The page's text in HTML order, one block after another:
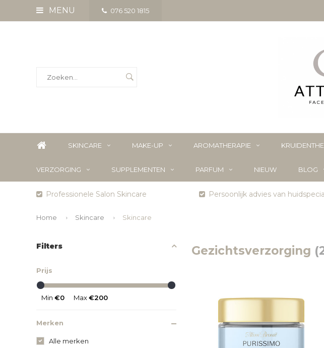
MENU 076 520 1815
SKINCARE MAKE-UP AROMATHERAPIE
VERZORGING SUPPLEMENTEN PARFUM NIEUW BLOG
Professionele Salon Skincare Persoonlijk advies van
Home Skincare Skincare
Filters
Prijs
Min €0 Max€200
Merken
Alle merken
Gezichtsverzorging